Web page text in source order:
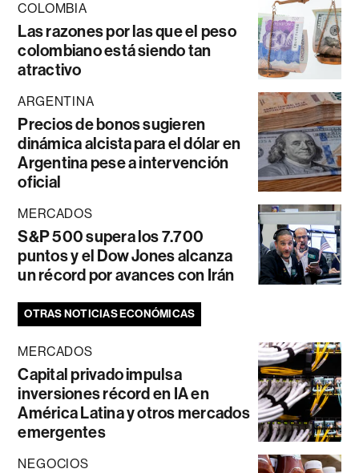
COLOMBIA
Las razones por las que el peso
colombiano está siendo tan
atractivo
ARGENTINA
Precios de bonos sugieren
dinámica alcista para el dólar en
Argentina pese a intervención
oficial
MERCADOS
S&P 500 supera los 7.700
puntos y el Dow Jones alcanza
un récord por avances con Irán
OTRAS NOTICIAS ECONÓMICAS
MERCADOS
Capital privado impulsa
inversiones récord en IA en
América Latina y otros mercados
emergentes
NEGOCIOS